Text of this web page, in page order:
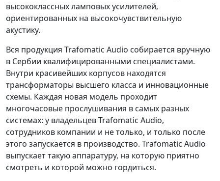
высококлассных ламповых усилителей,
ориентированных на высокочувствительную
акустику.
Вся продукция Trafomatic Audio собирается вручную
в Сербии квалифицированными специалистами.
Внутри красивейших корпусов находятся
трансформаторы высшего класса и инновационные
схемы. Каждая новая модель проходит
многочасовые прослушивания в самых разных
системах: у владельцев Trafomatic Audio,
сотрудников компании и не только, и только после
этого запускается в производство. Trafomatic Audio
выпускает такую аппаратуру, на которую приятно
смотреть и которой можно гордиться.